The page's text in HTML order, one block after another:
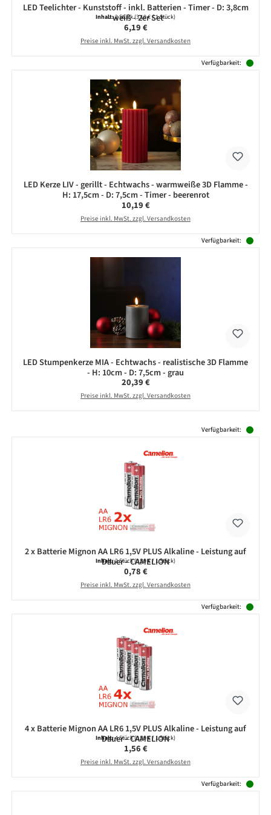
LED Teelichter - Kunststoff - inkl. Batterien - Timer - D: 3,8cm
- weiß - 2er Set
Inhalt:2 Stück(3,10 € / 1 Stück)
Regulärer Preis:
6,19 €
Preise inkl. MwSt. zzgl. Versandkosten
Verfügbarkeit:
LED Kerze LIV - gerillt - Echtwachs - warmweiße 3D Flamme -
H: 17,5cm - D: 7,5cm - Timer - beerenrot
Regulärer Preis:
10,19 €
Preise inkl. MwSt. zzgl. Versandkosten
Verfügbarkeit:
LED Stumpenkerze MIA - Echtwachs - realistische 3D Flamme
- H: 10cm - D: 7,5cm - grau
Regulärer Preis:
20,39 €
Preise inkl. MwSt. zzgl. Versandkosten
Verfügbarkeit:
2 x Batterie Mignon AA LR6 1,5V PLUS Alkaline - Leistung auf
Dauer - CAMELION
Inhalt:2 Stück(0,39 € / 1 Stück)
Regulärer Preis:
0,78 €
Preise inkl. MwSt. zzgl. Versandkosten
Verfügbarkeit:
4 x Batterie Mignon AA LR6 1,5V PLUS Alkaline - Leistung auf
Dauer - CAMELION
Inhalt:4 Stück(0,39 € / 1 Stück)
Regulärer Preis:
1,56 €
Preise inkl. MwSt. zzgl. Versandkosten
Verfügbarkeit: